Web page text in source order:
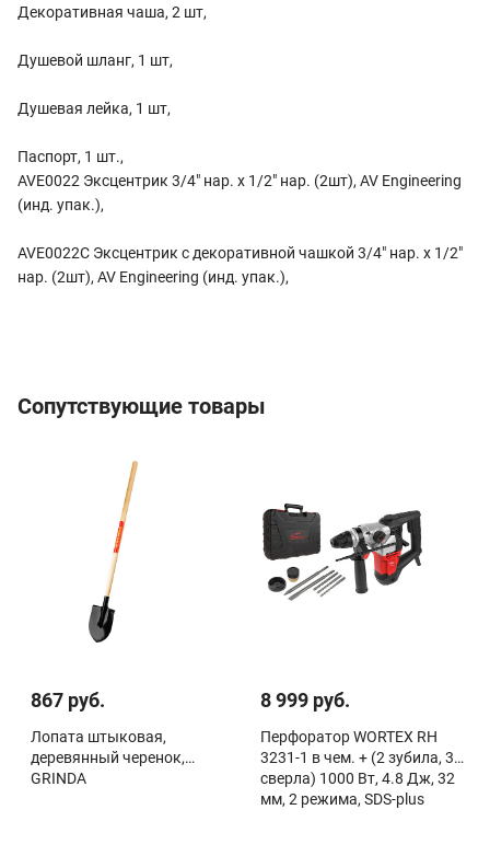
Декоративная чаша, 2 шт,
Душевой шланг, 1 шт,
Душевая лейка, 1 шт,
Паспорт, 1 шт.,
AVE0022 Эксцентрик 3/4" нар. х 1/2" нар. (2шт), AV Engineering
(инд. упак.),
AVE0022C Эксцентрик с декоративной чашкой 3/4" нар. х 1/2"
нар. (2шт), AV Engineering (инд. упак.),
Сопутствующие товары
867 руб.
Лопата штыковая,
деревянный черенок,
GRINDA
8 999 руб.
Перфоратор WORTEX RH
3231-1 в чем. + (2 зубила, 3
сверла) 1000 Вт, 4.8 Дж, 32
мм, 2 режима, SDS-plus